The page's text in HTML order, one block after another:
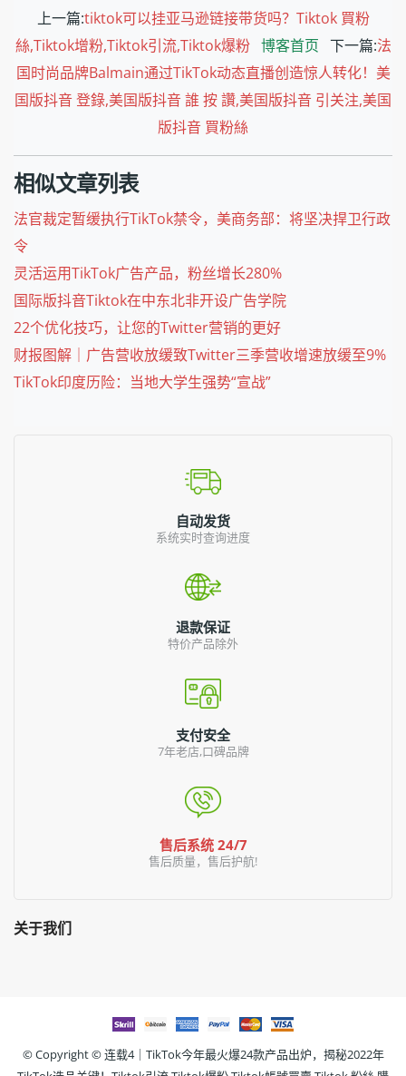
上一篇:tiktok可以挂亚马逊链接带货吗？Tiktok 買粉
絲,Tiktok增粉,Tiktok引流,Tiktok爆粉 博客首页 下一篇:法
国时尚品牌Balmain通过TikTok动态直播创造惊人转化！美
国版抖音 登錄,美国版抖音 誰 按 讚,美国版抖音 引关注,美国
版抖音 買粉絲
相似文章列表
法官裁定暂缓执行TikTok禁令，美商务部：将坚决捍卫行政
令
灵活运用TikTok广告产品，粉丝增长280%
国际版抖音Tiktok在中东北非开设广告学院
22个优化技巧，让您的Twitter营销的更好
财报图解｜广告营收放缓致Twitter三季营收增速放缓至9%
TikTok印度历险：当地大学生强势“宣战”
自动发货
系统实时查询进度
退款保证
特价产品除外
支付安全
7年老店,口碑品牌
售后系统 24/7
售后质量，售后护航!
关于我们
© Copyright ©连载4｜TikTok今年最火爆24款产品出炉，揭秘2022年